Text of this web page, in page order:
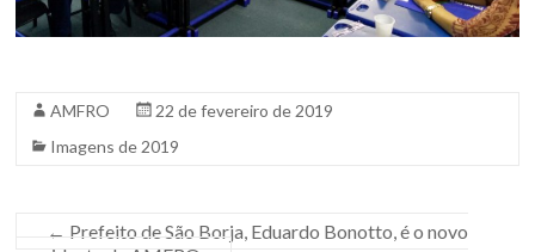
AMFRO
22 de fevereiro de 2019
Imagens de 2019
← Prefeito de São Borja, Eduardo Bonotto, é o novo